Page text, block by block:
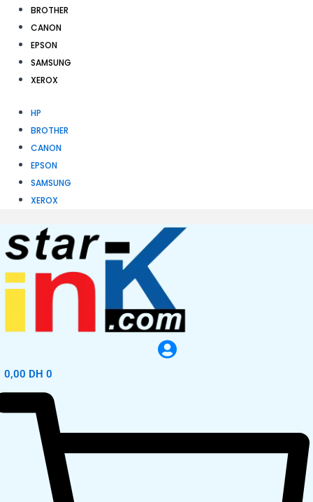
BROTHER
CANON
EPSON
SAMSUNG
XEROX
HP
BROTHER
CANON
EPSON
SAMSUNG
XEROX
0,00 DH 0